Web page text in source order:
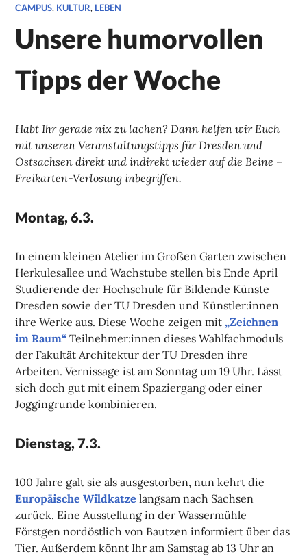
CAMPUS, KULTUR, LEBEN
Unsere humorvollen
Tipps der Woche
Habt Ihr gerade nix zu lachen? Dann helfen wir Euch
mit unseren Veranstaltungstipps für Dresden und
Ostsachsen direkt und indirekt wieder auf die Beine –
Freikarten-Verlosung inbegriffen.
Montag, 6.3.
In einem kleinen Atelier im Großen Garten zwischen
Herkulesallee und Wachstube stellen bis Ende April
Studierende der Hochschule für Bildende Künste
Dresden sowie der TU Dresden und Künstler:innen
ihre Werke aus. Diese Woche zeigen mit„Zeichnen
im Raum“ Teilnehmer:innen dieses Wahlfachmoduls
der Fakultät Architektur der TU Dresden ihre
Arbeiten. Vernissage ist am Sonntag um 19 Uhr. Lässt
sich doch gut mit einem Spaziergang oder einer
Joggingrunde kombinieren.
Dienstag, 7.3.
100 Jahre galt sie als ausgestorben, nun kehrt die
Europäische Wildkatze langsam nach Sachsen
zurück. Eine Ausstellung in der Wassermühle
Förstgen nordöstlich von Bautzen informiert über das
Tier. Außerdem könnt Ihr am Samstag ab 13 Uhr an